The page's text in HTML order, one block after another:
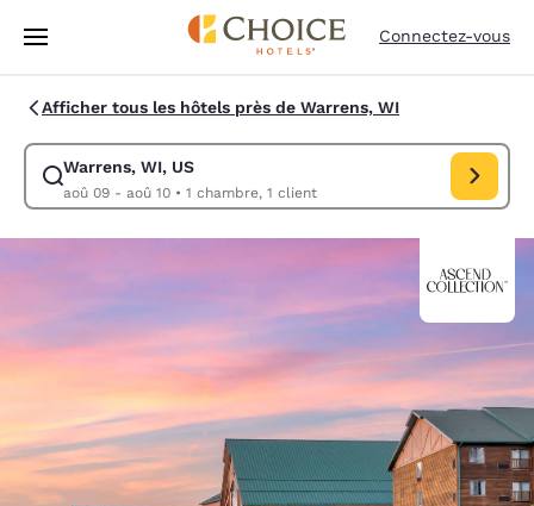
Passer à Contenu Principal
Connectez-vous
Afficher tous les hôtels près de Warrens, WI
Warrens, WI, US
aoû 09 - aoû 10• 1 chambre, 1 client
Modifiez la recherche pour Warrens, WI, US. Date d’arrivée aoû 09,